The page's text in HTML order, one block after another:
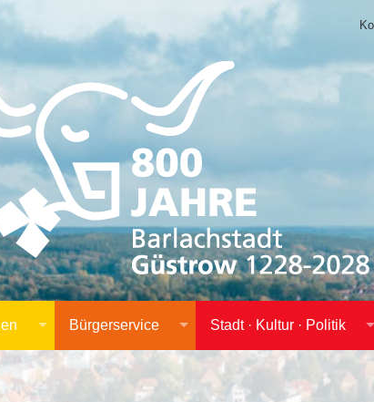
Bürgerservice Stadt · Kultur · Politik